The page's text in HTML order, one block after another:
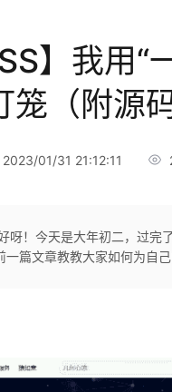
】我用“
（附源码
2023/01/31 21:12:11
呀！今天是大年初二，过
篇文章教教大家如何为自己